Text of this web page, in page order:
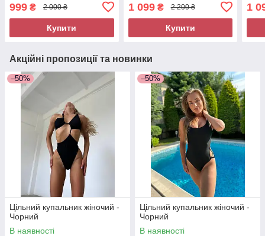
999 ₴ 2 000 ₴
Купити
1 099₴ 2 200 ₴
Купити
1
Акційні пропозиції та новинки
–50%
Цільний купальник жіночий -
Чорний
В наявності
–50%
Цільний купальник жіночий -
Чорний
В наявності